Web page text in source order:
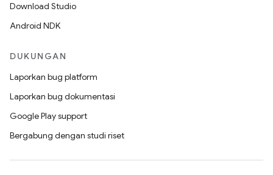
Download Studio
Android NDK
DUKUNGAN
Laporkan bug platform
Laporkan bug dokumentasi
Google Play support
Bergabung dengan studi riset